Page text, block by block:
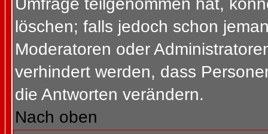
löschen; falls jedoch schon
Moderatoren oder
verhindert werden, dass
die Antworten verändern.
Nach oben